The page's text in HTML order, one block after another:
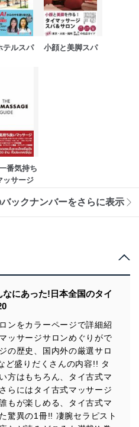
テルスパ 小顔と美脚スパ
番気持ち
ッサージ
ックナンバーをさらに表示
にあった!日本全国のタイ
ンをカラーページで詳細紹
ッサージサロンめぐりがで
の歴史、国内外の厳選サロ
ど盛りだくさんの内容!! タ
方はもちろん、タイ古式マ
らにはタイ古式マッサージ
もが楽しめる、タイ古式マ
驚異の1冊!! 凄腕セラピスト